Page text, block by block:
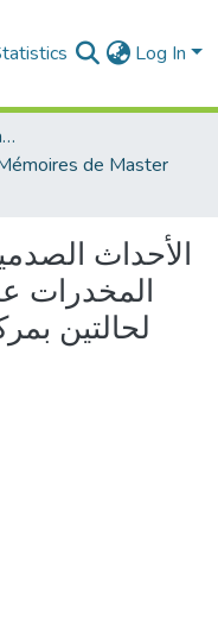
Log In
Faculté des Sciences Sociales
de Master
الأحداث
المخدرات
لحالتين